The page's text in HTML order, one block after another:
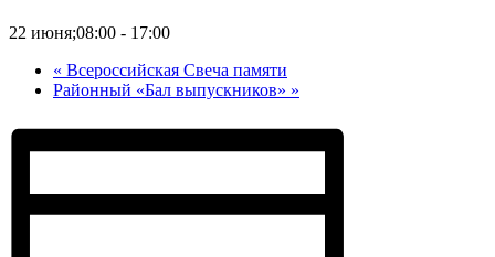
22 июня;08:00 - 17:00
« Всероссийская Свеча памяти
Районный «Бал выпускников» »